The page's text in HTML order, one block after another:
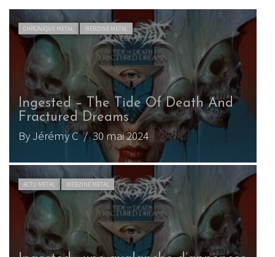
CHRONIQUE METAL WEBZINE METAL
Ingested – The Tide Of Death And
Fractured Dreams
By Jérémy C/ 30 mai 2024
ACTU METAL WEBZINE METAL